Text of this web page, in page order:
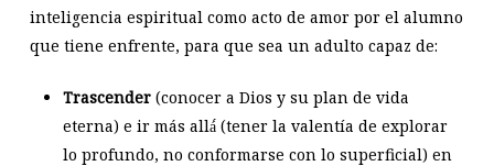
inteligencia espiritual como acto de amor por el alumno
que tiene enfrente, para que sea un adulto capaz de:
Trascender(conocer a Dios y su plan de vida
eterna) e ir más allá́ (tener la valentía de explorar
lo profundo, no conformarse con lo superficial) en